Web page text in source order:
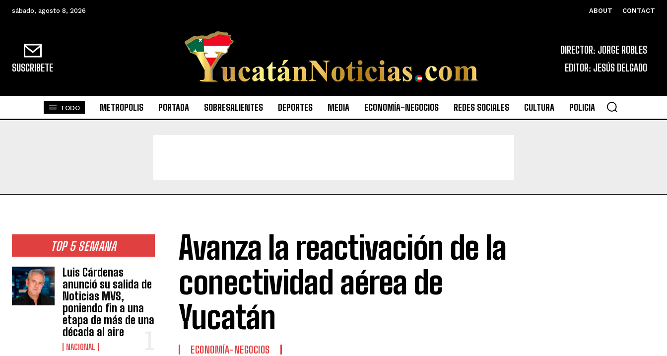
sábado, agosto 8, 2026 ABOUT CONTACT
SUSCRIBETE
DIRECTOR: JORGE ROBLES
EDITOR: JESÚS DELGADO
TODO METROPOLIS PORTADA SOBRESALIENTES DEPORTES MEDIA ECONOMÍA-NEGOCIOS REDES SOCIALES CULTURA POLICIA
TOP 5 SEMANA
Luis Cárdenas
anunció su salida de
Noticias MVS,
poniendo fin a una
etapa de más de una
década al aire
NACIONAL
Avanza la reactivación de la
conectividad aérea de
Yucatán
ECONOMÍA-NEGOCIOS